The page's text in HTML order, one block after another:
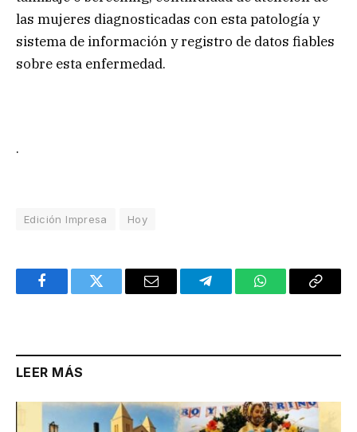
las mujeres diagnosticadas con esta patología y
sistema de información y registro de datos fiables
sobre esta enfermedad.
.
Edición Impresa Hoy
FacebookTwitter Email TelegramWhatsAppCopy
LEER MÁS